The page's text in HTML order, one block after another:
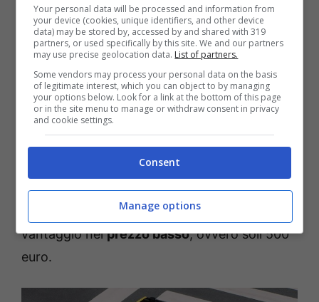
rispecchiare lo spirito pratico e funzionale
dell’azienda svedese.
Hoga, che in svedese significa “Alto“, è
un’auto compatta che al suo interno ospita un
motore elettrico
soluzione economica a coloro che desiderano
un’auto nuova ma non possono permettersi di
pagare troppo. Infatti, quest’auto ha un
vantaggio nelprezzo basso, ovvero soli 500
euro.
Your personal data will be processed and information from
your device (cookies, unique identifiers, and other device
data) may be stored by, accessed by and shared with 319
partners, or used specifically by this site. We and our partners
may use precise geolocation data. List of partners.
Some vendors may process your personal data on the basis
of legitimate interest, which you can object to by managing
your options below. Look for a link at the bottom of this page
or in the site menu to manage or withdraw consent in privacy
and cookie settings.
Consent
Manage options